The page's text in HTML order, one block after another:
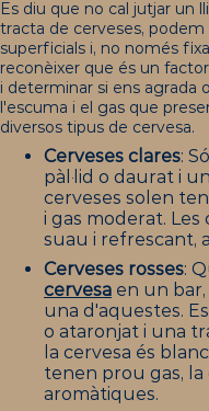
Es diu que no cal jutjar un
tracta de cerveses,
superficials i, no només
reconèixer que és un
i determinar si ens agrada
l'escuma i el gas que
diversos tipus de cervesa.
Cerveses clares:
pàl·lid o daurat i
cerveses solen
i gas moderat.
suau i refrescant,
Cerveses rosses:
cervesa en un
una d'aquestes.
o ataronjat i una
la cervesa és
tenen prou gas, la
aromàtiques.